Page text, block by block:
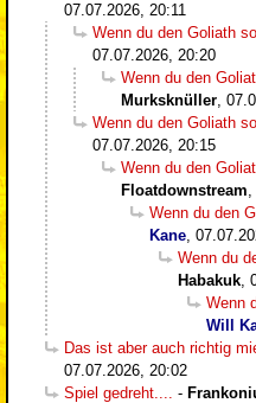
07.07.2026, 20:11
Wenn du den Goliath
07.07.2026, 20:20
Wenn du den
Murksknüller
Wenn du den Goliath
07.07.2026, 20:15
Wenn du den
Floatdownstream
Wenn du den
Kane
Wenn du
Habakuk
Wenn
Will
Das ist aber auch richtig
07.07.2026, 20:02
Spiel gedreht....
-